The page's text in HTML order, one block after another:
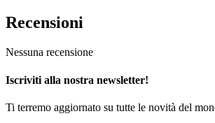
Recensioni
Nessuna recensione
Iscriviti alla nostra newsletter!
Ti terremo aggiornato su tutte le novità del